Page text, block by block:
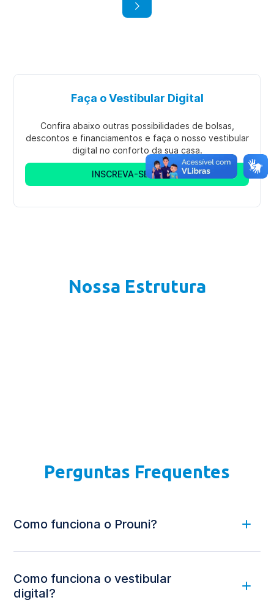
Bacharelado
Faça o Vestibular Digital
Confira abaixo outras possibilidades de bolsas,
descontos e financiamentos e faça o nosso vestibular
digital no conforto da sua casa.
INSCREVA-SE AGORA
Nossa Estrutura
Perguntas Frequentes
Como funciona o Prouni?
Como funciona o vestibular
digital?